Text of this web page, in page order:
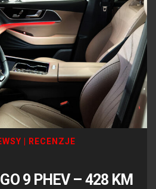
RECENZJE
9 PHEV – 428 KM